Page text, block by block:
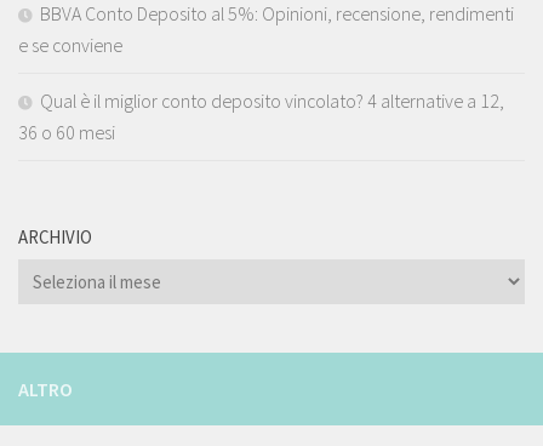
BBVA Conto Deposito al 5%: Opinioni, recensione, rendimenti
e se conviene
Qual è il miglior conto deposito vincolato? 4 alternative a 12,
36 o 60 mesi
ARCHIVIO
ARCHIVIO
ALTRO